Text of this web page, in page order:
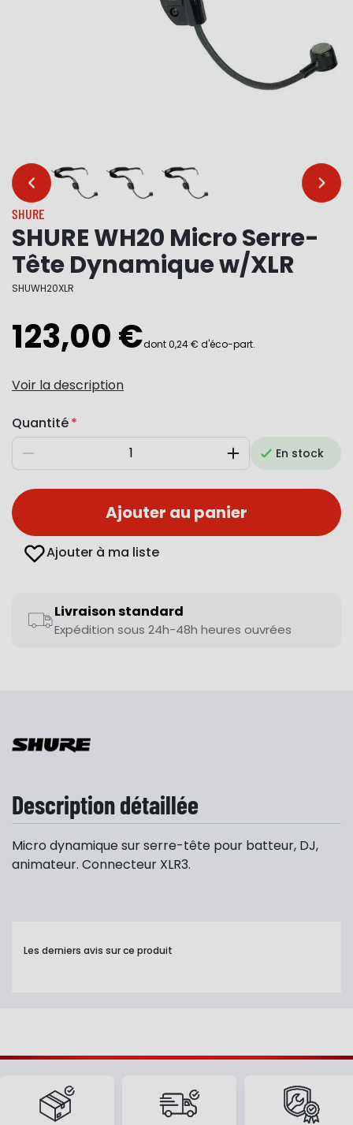
… …
SHURE
SHURE WH20 Micro Serre-
Tête Dynamique w/XLR
SHUWH20XLR
123,00 €dont 0,24 € d'éco-part.
Voir la description
Quantité
Diminuer AugmenterEn stock
Ajouter au panier
Ajouter à ma liste
Livraison standard
Expédition sous 24h-48h heures ouvrées
Description détaillée
Micro dynamique sur serre-tête pour batteur, DJ,
animateur. Connecteur XLR3.
Les derniers avis sur ce produit